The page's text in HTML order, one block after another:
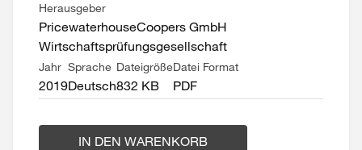
Herausgeber
PricewaterhouseCoopers GmbH
Wirtschaftsprüfungsgesellschaft
Jahr
2019
Sprache
Deutsch
Dateigröße
832 KB
Datei Format
PDF
IN DEN WARENKORB